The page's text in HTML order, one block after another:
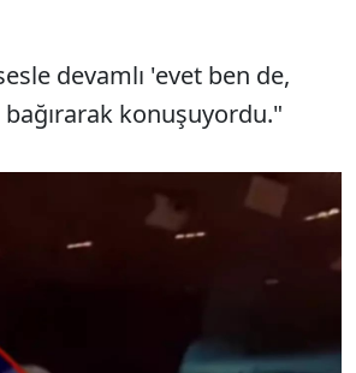
devamlı 'evet ben de,
konuşuyordu."